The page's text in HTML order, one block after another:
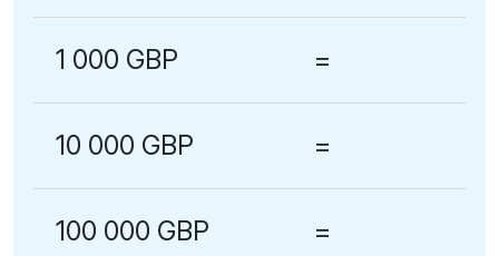
1 000 GBP =
10 000 GBP =
100 000 GBP =